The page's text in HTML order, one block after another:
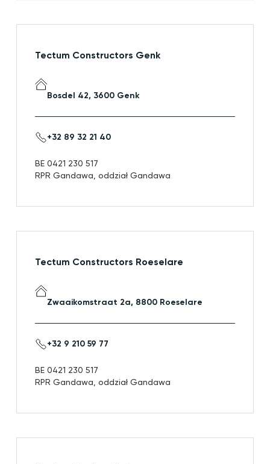
Tectum Constructors Genk
Bosdel 42, 3600 Genk
+32 89 32 21 40
BE 0421 230 517
RPR Gandawa, oddział Gandawa
Tectum Constructors Roeselare
Zwaaikomstraat 2a, 8800 Roeselare
+32 9 210 59 77
BE 0421 230 517
RPR Gandawa, oddział Gandawa